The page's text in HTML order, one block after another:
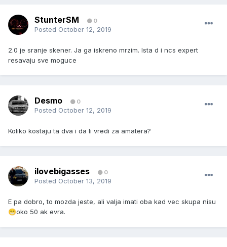
StunterSM 0
Posted October 12, 2019
2.0 je sranje skener. Ja ga iskreno mrzim. Ista d i ncs expert
resavaju sve moguce
Desmo 0
Posted October 12, 2019
Koliko kostaju ta dva i da li vredi za amatera?
ilovebigasses 0
Posted October 13, 2019
E pa dobro, to mozda jeste, ali valja imati oba kad vec skupa nisu
😁oko 50 ak evra.